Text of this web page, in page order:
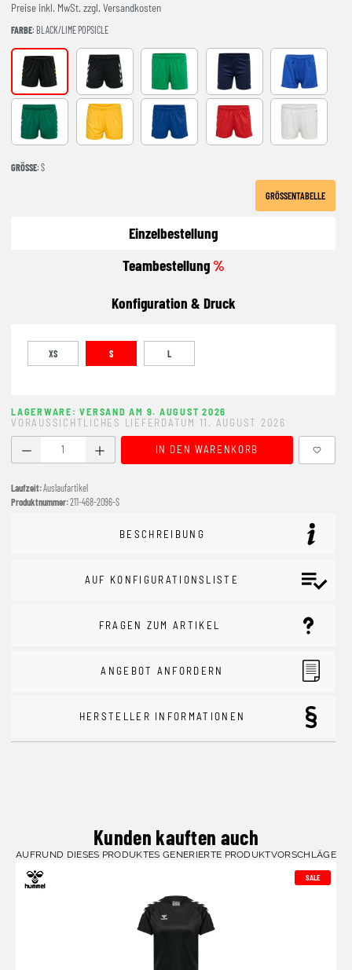
Preise inkl. MwSt. zzgl. Versandkosten
FARBE: BLACK/LIME POPSICLE
BLACK/LIME POPSICLE
Black JELLY BEAN MARINE TRUE BLUE/
EVERGREEN SPORTS YELLOWTRUE BLUE TRUE RED White
GRÖSSE : S
GRÖSSENTABELLE
Einzelbestellung
Teambestellung%
Konfiguration & Druck
XS S L
LAGERWARE: VERSAND AM 9. AUGUST 2026
VORAUSSICHTLICHES LIEFERDATUM 11. AUGUST 2026
Produkt Anzahl: Gib den gewünschten Wert ein oder
IN DEN WARENKORB
Laufzeit:Auslaufartikel
Produktnummer:211-468-2096-S
BESCHREIBUNG
AUF KONFIGURATIONSLISTE
FRAGEN ZUM ARTIKEL
ANGEBOT ANFORDERN
HERSTELLER INFORMATIONEN
Kunden kauften auch
AUFRUND DIESES PRODUKTES GENERIERTE PRODUKTVORSCHLÄGE
SALE